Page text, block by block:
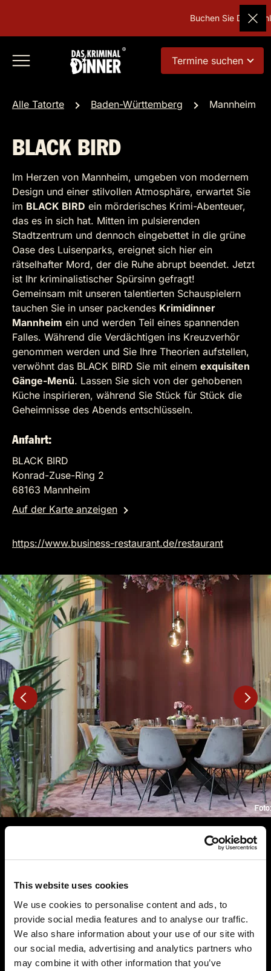
This website uses cookies
We use cookies to personalise content and ads, to
provide social media features and to analyse our traffic.
We also share information about your use of our site with
our social media, advertising and analytics partners who
may combine it with other information that you’ve
Buchen Sie
Termine suchen
Alle Tatorte Baden-Württemberg Mannheim
BLACK BIRD
Im Herzen von Mannheim, umgeben von modernem
Design und einer stilvollen Atmosphäre, erwartet Sie
im BLACK BIRD ein mörderisches Krimi-Abenteuer,
das es in sich hat. Mitten im pulsierenden
Stadtzentrum und dennoch eingebettet in die grüne
Oase des Luisenparks, ereignet sich hier ein
rätselhafter Mord, der die Ruhe abrupt beendet. Jetzt
ist Ihr kriminalistischer Spürsinn gefragt!
Gemeinsam mit unseren talentierten Schauspielern
tauchen Sie in unser packendes Krimidinner
Mannheim ein und werden Teil eines spannenden
Falles. Während die Verdächtigen ins Kreuzverhör
genommen werden und Sie Ihre Theorien aufstellen,
verwöhnt das BLACK BIRD Sie mit einem exquisiten
Gänge-Menü. Lassen Sie sich von der gehobenen
Küche inspirieren, während Sie Stück für Stück die
Geheimnisse des Abends entschlüsseln.
Anfahrt:
BLACK BIRD
Konrad-Zuse-Ring 2
68163 Mannheim
Auf der Karte anzeigen
https://www.business-restaurant.de/restaurant